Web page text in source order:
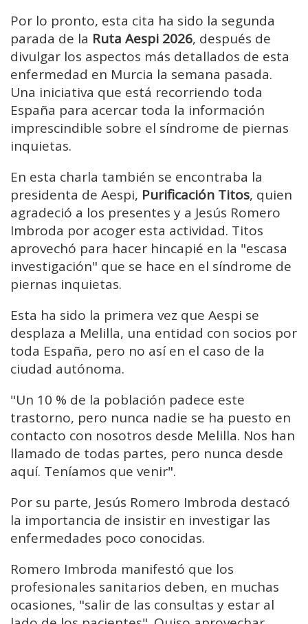
Por lo pronto, esta cita ha sido la segunda
parada de la Ruta Aespi 2026, después de
divulgar los aspectos más detallados de esta
enfermedad en Murcia la semana pasada.
Una iniciativa que está recorriendo toda
España para acercar toda la información
imprescindible sobre el síndrome de piernas
inquietas.
En esta charla también se encontraba la
presidenta de Aespi, Purificación Titos, quien
agradeció a los presentes y a Jesús Romero
Imbroda por acoger esta actividad. Titos
aprovechó para hacer hincapié en la "escasa
investigación" que se hace en el síndrome de
piernas inquietas.
Esta ha sido la primera vez que Aespi se
desplaza a Melilla, una entidad con socios por
toda España, pero no así en el caso de la
ciudad autónoma.
"Un 10 % de la población padece este
trastorno, pero nunca nadie se ha puesto en
contacto con nosotros desde Melilla. Nos han
llamado de todas partes, pero nunca desde
aquí. Teníamos que venir".
Por su parte, Jesús Romero Imbroda destacó
la importancia de insistir en investigar las
enfermedades poco conocidas.
Romero Imbroda manifestó que los
profesionales sanitarios deben, en muchas
ocasiones, "salir de las consultas y estar al